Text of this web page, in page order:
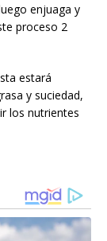
enjuaga y
proceso 2
estará
y suciedad,
los nutrientes